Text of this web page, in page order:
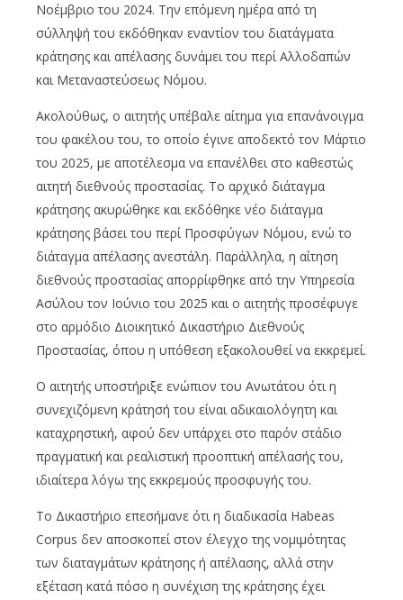
Νοέμβριο του 2024. Την επόμενη ημέρα από τη
σύλληψή του εκδόθηκαν εναντίον του διατάγματα
κράτησης και απέλασης δυνάμει του περί Αλλοδαπών
και Μεταναστεύσεως Νόμου.
Ακολούθως, ο αιτητής υπέβαλε αίτημα για επανάνοιγμα
του φακέλου του, το οποίο έγινε αποδεκτό τον Μάρτιο
του 2025, με αποτέλεσμα να επανέλθει στο καθεστώς
αιτητή διεθνούς προστασίας. Το αρχικό διάταγμα
κράτησης ακυρώθηκε και εκδόθηκε νέο διάταγμα
κράτησης βάσει του περί Προσφύγων Νόμου, ενώ το
διάταγμα απέλασης ανεστάλη. Παράλληλα, η αίτηση
διεθνούς προστασίας απορρίφθηκε από την Υπηρεσία
Ασύλου τον Ιούνιο του 2025 και ο αιτητής προσέφυγε
στο αρμόδιο Διοικητικό Δικαστήριο Διεθνούς
Προστασίας, όπου η υπόθεση εξακολουθεί να εκκρεμεί.
Ο αιτητής υποστήριξε ενώπιον του Ανωτάτου ότι η
συνεχιζόμενη κράτησή του είναι αδικαιολόγητη και
καταχρηστική, αφού δεν υπάρχει στο παρόν στάδιο
πραγματική και ρεαλιστική προοπτική απέλασής του,
ιδιαίτερα λόγω της εκκρεμούς προσφυγής του.
Το Δικαστήριο επεσήμανε ότι η διαδικασία Habeas
Corpus δεν αποσκοπεί στον έλεγχο της νομιμότητας
των διαταγμάτων κράτησης ή απέλασης, αλλά στην
εξέταση κατά πόσο η συνέχιση της κράτησης έχει